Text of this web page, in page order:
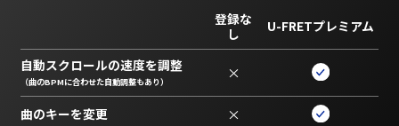
登録な
し
U-FRETプレミアム
自動スクロールの速度を調整
（曲のBPMに合わせた自動調整もあり） ×
曲のキーを変更 ×